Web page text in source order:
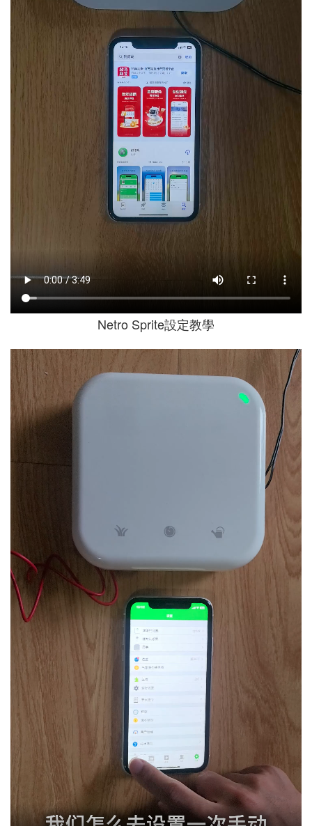
Netro Sprite設定教學